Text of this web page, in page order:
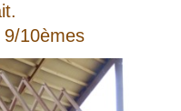
10èmes